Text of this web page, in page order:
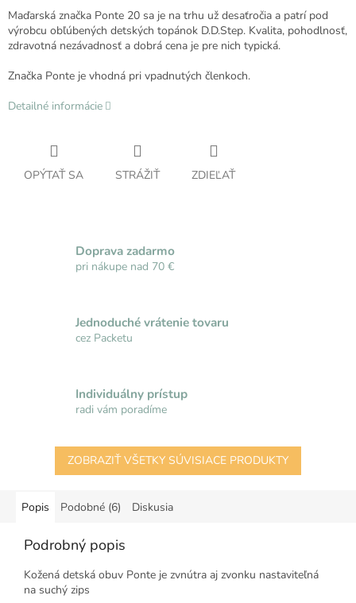
Maďarská značka Ponte 20 sa je na trhu už desaťročia a patrí pod
výrobcu obľúbených detských topánok D.D.Step. Kvalita, pohodlnosť,
zdravotná nezávadnosť a dobrá cena je pre nich typická.
Značka Ponte je vhodná pri vpadnutých členkoch.
Detailné informácie
OPÝTAŤ SA STRÁŽIŤ ZDIEĽAŤ
Doprava zadarmo
pri nákupe nad 70 €
Jednoduché vrátenie tovaru
cez Packetu
Individuálny prístup
radi vám poradíme
ZOBRAZIŤ VŠETKY SÚVISIACE PRODUKTY
Popis Podobné (6) Diskusia
Podrobný popis
Kožená detská obuv Ponte je zvnútra aj zvonku nastaviteľná
na suchý zips